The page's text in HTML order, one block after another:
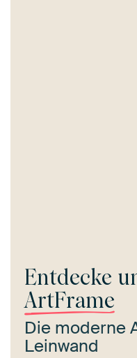
Entdecke
ArtFrame
Die moderne
Leinwand